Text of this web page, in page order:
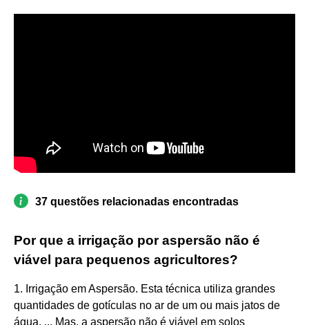
37 questões relacionadas encontradas
Por que a irrigação por aspersão não é
viável para pequenos agricultores?
1. Irrigação em Aspersão. Esta técnica utiliza grandes
quantidades de gotículas no ar de um ou mais jatos de
água. ... Mas, a aspersão não é viável em solos